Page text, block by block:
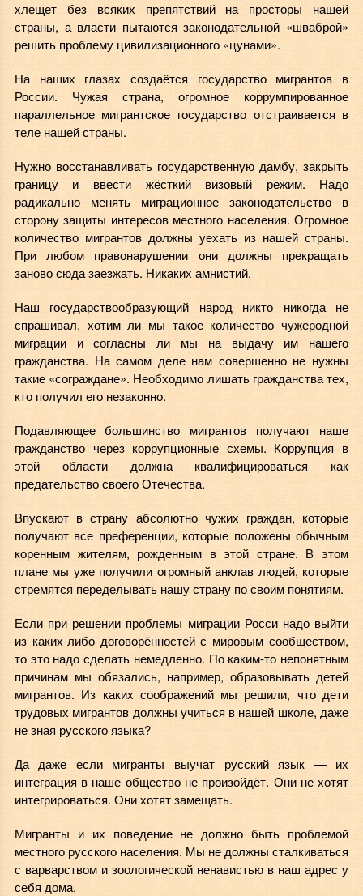
хлещет без всяких препятствий на просторы нашей
страны, а власти пытаются законодательной «шваброй»
решить проблему цивилизационного «цунами».
На наших глазах создаётся государство мигрантов в
России. Чужая страна, огромное коррумпированное
параллельное мигрантское государство отстраивается в
теле нашей страны.
Нужно восстанавливать государственную дамбу, закрыть
границу и ввести жёсткий визовый режим. Надо
радикально менять миграционное законодательство в
сторону защиты интересов местного населения. Огромное
количество мигрантов должны уехать из нашей страны.
При любом правонарушении они должны прекращать
заново сюда заезжать. Никаких амнистий.
Наш государствообразующий народ никто никогда не
спрашивал, хотим ли мы такое количество чужеродной
миграции и согласны ли мы на выдачу им нашего
гражданства. На самом деле нам совершенно не нужны
такие «сограждане». Необходимо лишать гражданства тех,
кто получил его незаконно.
Подавляющее большинство мигрантов получают наше
гражданство через коррупционные схемы. Коррупция в
этой области должна квалифицироваться как
предательство своего Отечества.
Впускают в страну абсолютно чужих граждан, которые
получают все преференции, которые положены обычным
коренным жителям, рожденным в этой стране. В этом
плане мы уже получили огромный анклав людей, которые
стремятся переделывать нашу страну по своим понятиям.
Если при решении проблемы миграции Росси надо выйти
из каких-либо договорённостей с мировым сообществом,
то это надо сделать немедленно. По каким-то непонятным
причинам мы обязались, например, образовывать детей
мигрантов. Из каких соображений мы решили, что дети
трудовых мигрантов должны учиться в нашей школе, даже
не зная русского языка?
Да даже если мигранты выучат русский язык — их
интеграция в наше общество не произойдёт. Они не хотят
интегрироваться. Они хотят замещать.
Мигранты и их поведение не должно быть проблемой
местного русского населения. Мы не должны сталкиваться
с варварством и зоологической ненавистью в наш адрес у
себя дома.